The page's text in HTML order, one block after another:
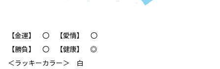
【金運】 〇 【愛情】 〇
【勝負】 〇 【健康】 ◎
＜ラッキーカラー＞ 白